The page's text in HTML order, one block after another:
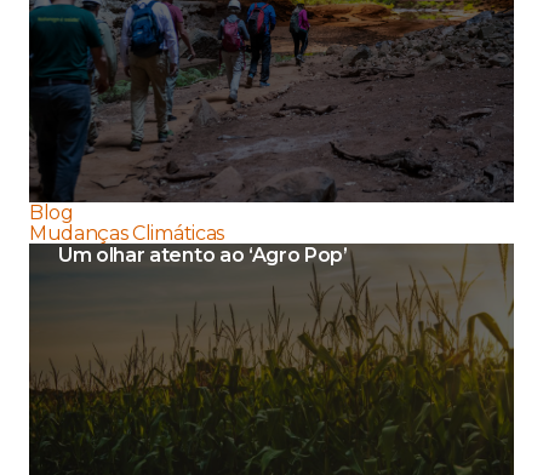
Blog
Mudanças Climáticas
Um olhar atento ao ‘Agro Pop’